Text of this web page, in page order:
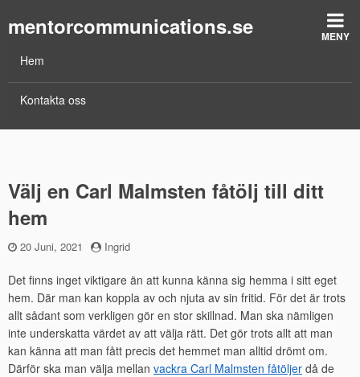
mentorcommunications.se MENY
Hem
Kontakta oss
Välj en Carl Malmsten fåtölj till ditt
hem
Publicerad
20 Juni, 2021 by
Ingrid
Det finns inget viktigare än att kunna känna sig hemma i sitt eget
hem. Där man kan koppla av och njuta av sin fritid. För det är trots
allt sådant som verkligen gör en stor skillnad. Man ska nämligen
inte underskatta värdet av att välja rätt. Det gör trots allt att man
kan känna att man fått precis det hemmet man alltid drömt om.
Därför ska man välja mellan vackra Carl Malmsten fåtöljer då de